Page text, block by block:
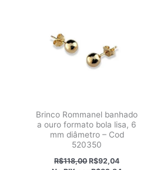
Brinco Rommanel banhado
a ouro formato bola lisa, 6
mm diâmetro – Cod
520350
R$118,00O
preço
R$92,04
preço